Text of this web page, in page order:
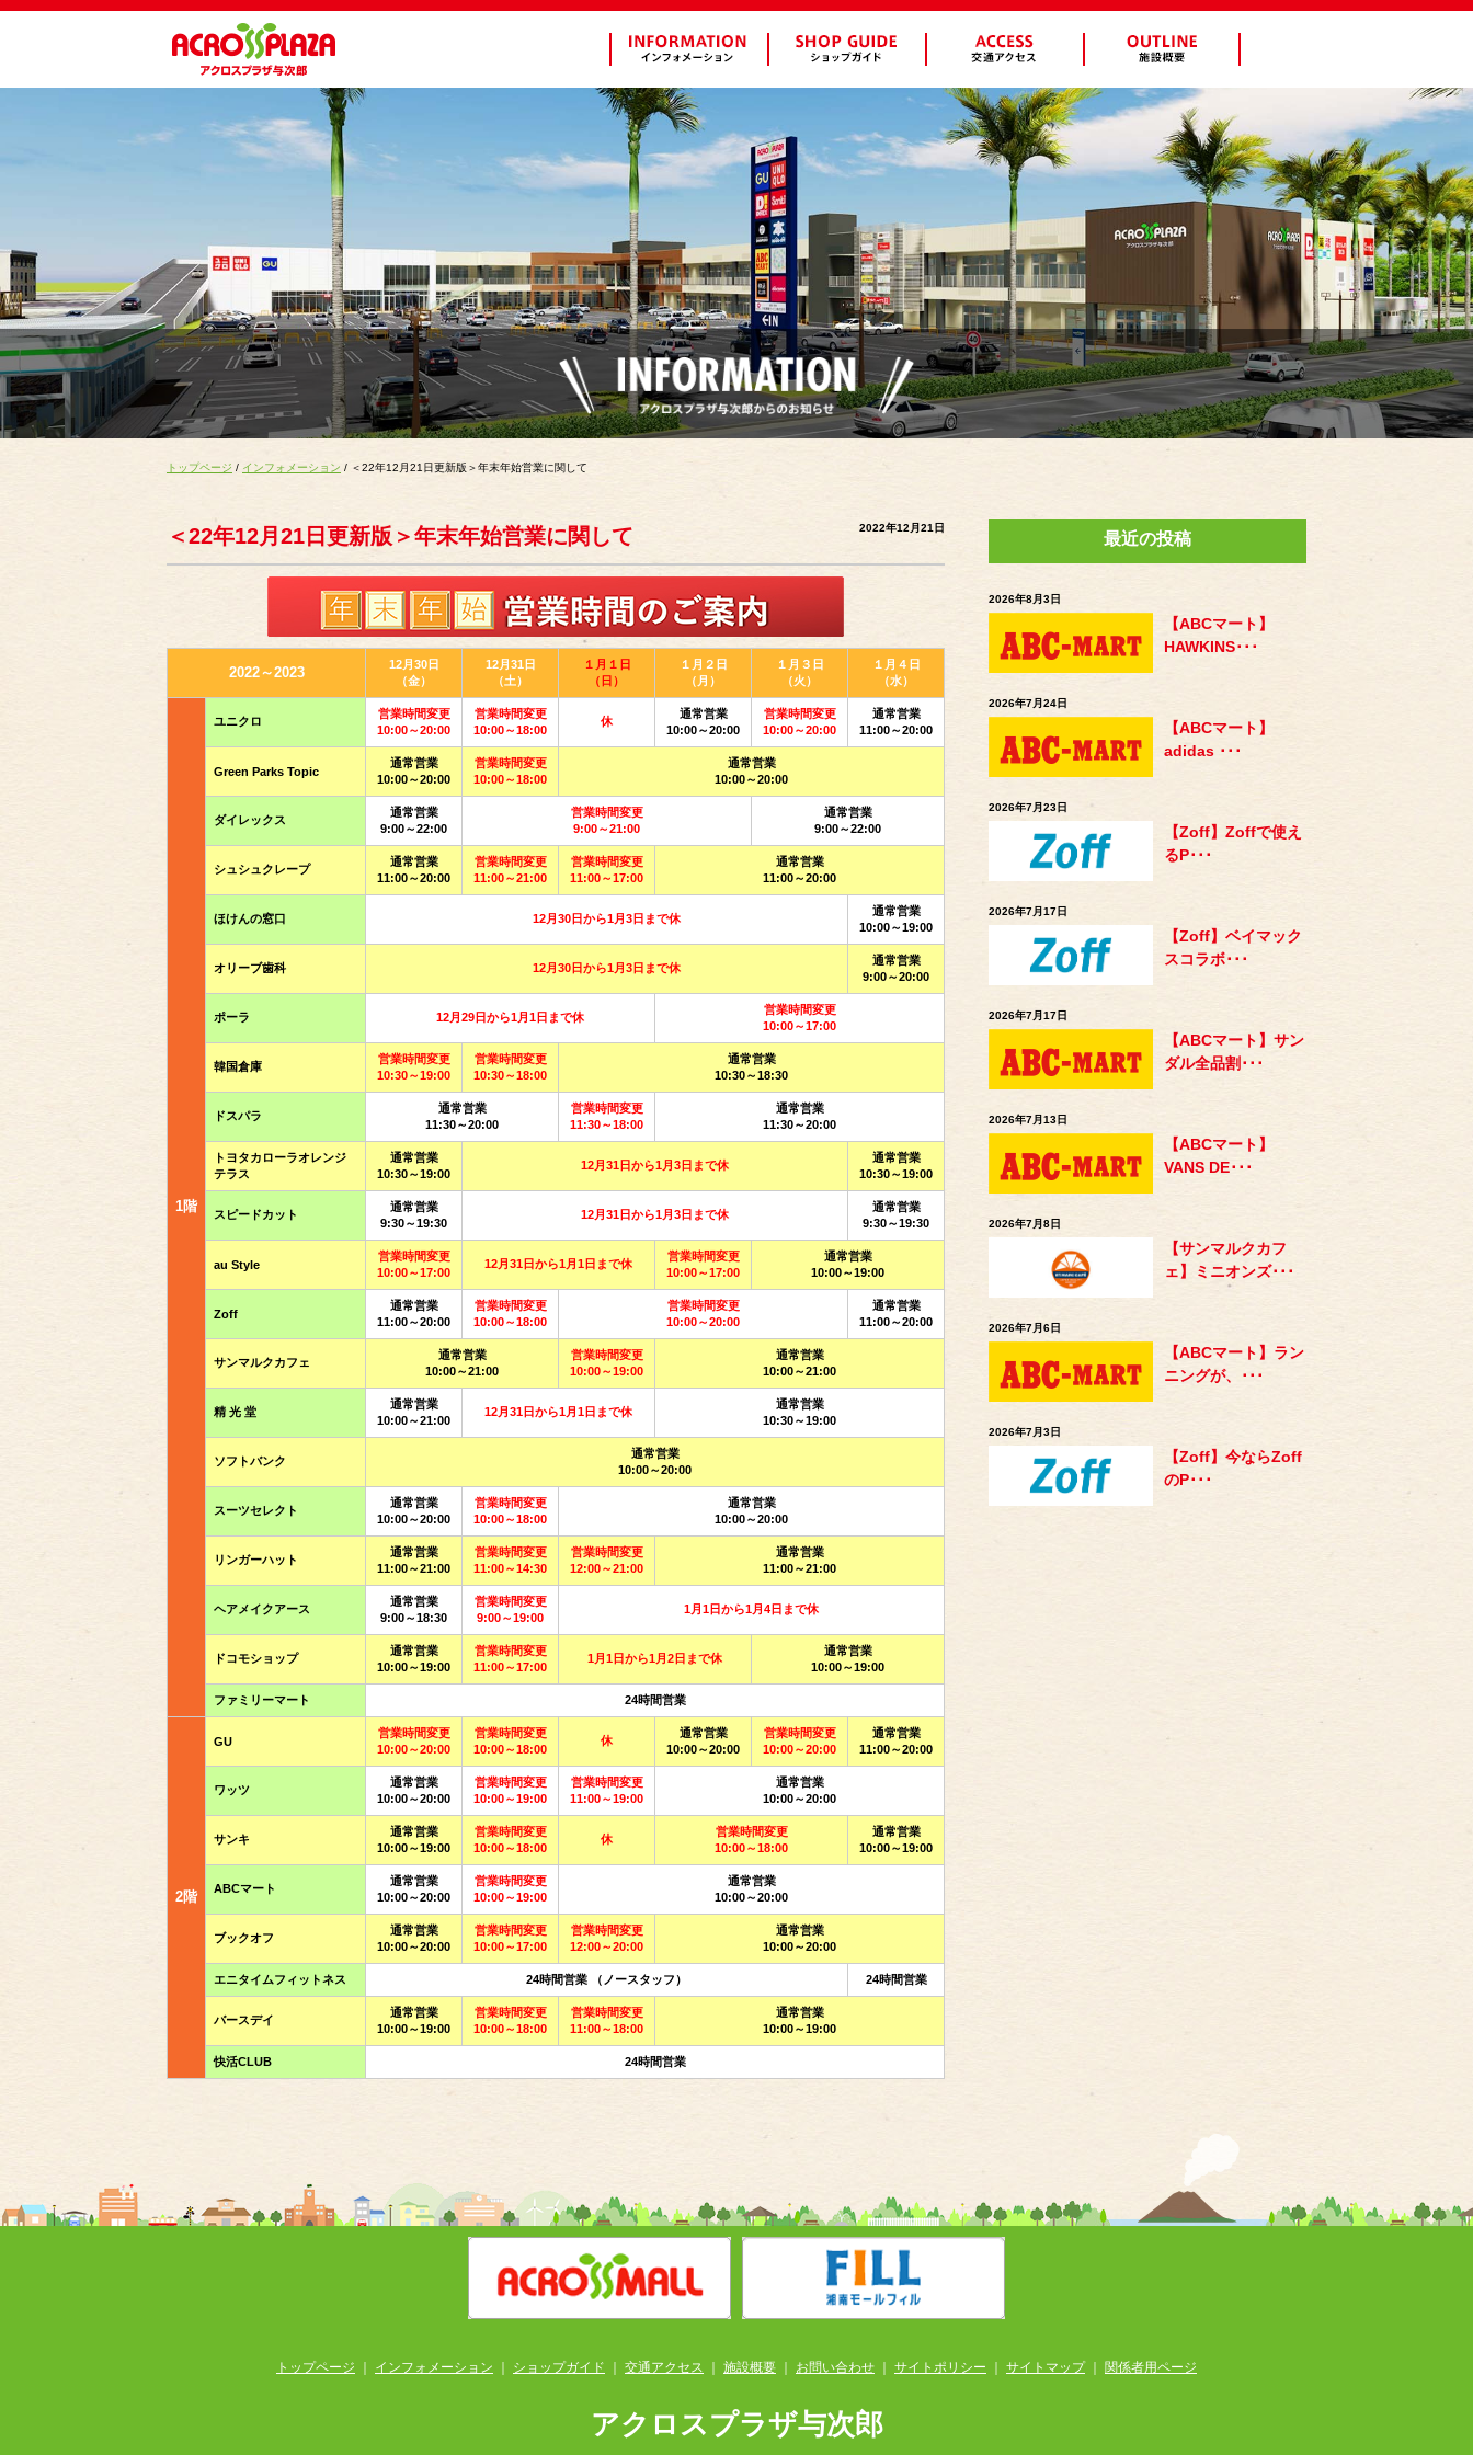
トップページ / インフォメーション / ＜22年12月21日更新版＞年末年始営業に関して
2022年12月21日
＜22年12月21日更新版＞年末年始営業に関して
2022～2023
12月30日
（金）
12月31日
（土）
１月１日
（日）
１月２日
（月）
１月３日
（火）
１月４日
（水）
1階
ユニクロ
営業時間変更
10:00～20:00
営業時間変更
10:00～18:00
休
通常営業
10:00～20:00
営業時間変更
10:00～20:00
通常営業
11:00～20:00
Green Parks Topic
通常営業
10:00～20:00
営業時間変更
10:00～18:00
通常営業
10:00～20:00
ダイレックス
通常営業
9:00～22:00
営業時間変更
9:00～21:00
通常営業
9:00～22:00
シュシュクレープ
通常営業
11:00～20:00
営業時間変更
11:00～21:00
営業時間変更
11:00～17:00
通常営業
11:00～20:00
ほけんの窓口 12月30日から1月3日まで休
通常営業
10:00～19:00
オリーブ歯科 12月30日から1月3日まで休
通常営業
9:00～20:00
ポーラ 12月29日から1月1日まで休
営業時間変更
10:00～17:00
韓国倉庫
営業時間変更
10:30～19:00
営業時間変更
10:30～18:00
通常営業
10:30～18:30
ドスパラ
通常営業
11:30～20:00
営業時間変更
11:30～18:00
通常営業
11:30～20:00
トヨタカローラオレンジ
テラス
通常営業
10:30～19:00
12月31日から1月3日まで休
通常営業
10:30～19:00
スピードカット
通常営業
9:30～19:30
12月31日から1月3日まで休
通常営業
9:30～19:30
au Style
営業時間変更
10:00～17:00
12月31日から1月1日まで休
営業時間変更
10:00～17:00
通常営業
10:00～19:00
Zoff
通常営業
11:00～20:00
営業時間変更
10:00～18:00
営業時間変更
10:00～20:00
通常営業
11:00～20:00
サンマルクカフェ
通常営業
10:00～21:00
営業時間変更
10:00～19:00
通常営業
10:00～21:00
精 光 堂
通常営業
10:00～21:00
12月31日から1月1日まで休
通常営業
10:30～19:00
ソフトバンク
通常営業
10:00～20:00
スーツセレクト
通常営業
10:00～20:00
営業時間変更
10:00～18:00
通常営業
10:00～20:00
リンガーハット
通常営業
11:00～21:00
営業時間変更
11:00～14:30
営業時間変更
12:00～21:00
通常営業
11:00～21:00
ヘアメイクアース
通常営業
9:00～18:30
営業時間変更
9:00～19:00
1月1日から1月4日まで休
ドコモショップ
通常営業
10:00～19:00
営業時間変更
11:00～17:00
1月1日から1月2日まで休
通常営業
10:00～19:00
ファミリーマート 24時間営業
2階
GU
営業時間変更
10:00～20:00
営業時間変更
10:00～18:00
休
通常営業
10:00～20:00
営業時間変更
10:00～20:00
通常営業
11:00～20:00
ワッツ
通常営業
10:00～20:00
営業時間変更
10:00～19:00
営業時間変更
11:00～19:00
通常営業
10:00～20:00
サンキ
通常営業
10:00～19:00
営業時間変更
10:00～18:00
休
営業時間変更
10:00～18:00
通常営業
10:00～19:00
ABCマート
通常営業
10:00～20:00
営業時間変更
10:00～19:00
通常営業
10:00～20:00
ブックオフ
通常営業
10:00～20:00
営業時間変更
10:00～17:00
営業時間変更
12:00～20:00
通常営業
10:00～20:00
エニタイムフィットネス 24時間営業 （ノースタッフ） 24時間営業
バースデイ
通常営業
10:00～19:00
営業時間変更
10:00～18:00
営業時間変更
11:00～18:00
通常営業
10:00～19:00
快活CLUB 24時間営業
最近の投稿
2026年8月3日
【ABCマート】
HAWKINS･･･
2026年7月24日
【ABCマート】
adidas ･･･
2026年7月23日
【Zoff】Zoffで使え
るP･･･
2026年7月17日
【Zoff】ベイマック
スコラボ･･･
2026年7月17日
【ABCマート】サン
ダル全品割･･･
2026年7月13日
【ABCマート】
VANS DE･･･
2026年7月8日
【サンマルクカフ
ェ】ミニオンズ･･･
2026年7月6日
【ABCマート】ラン
ニングが、･･･
2026年7月3日
【Zoff】今ならZoff
のP･･･
トップページ インフォメーション ショップガイド 交通アクセス 施設概要 お問い合わせ サイトポリシー サイトマップ｜ 関係者用ページ
アクロスプラザ与次郎